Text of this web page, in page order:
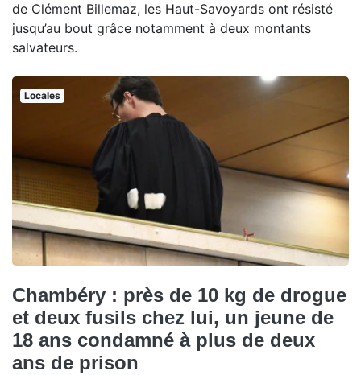
de Clément Billemaz, les Haut-Savoyards ont résisté
jusqu’au bout grâce notamment à deux montants
salvateurs.
Locales
Chambéry : près de 10 kg de drogue
et deux fusils chez lui, un jeune de
18 ans condamné à plus de deux
ans de prison